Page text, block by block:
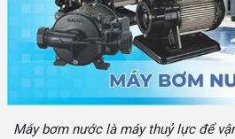
Máy bơm nước là máy thuỷ lực để